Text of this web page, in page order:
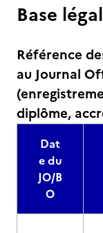
Base
Référence
au Journal
diplôme,
Dat
e du
JO/B
O